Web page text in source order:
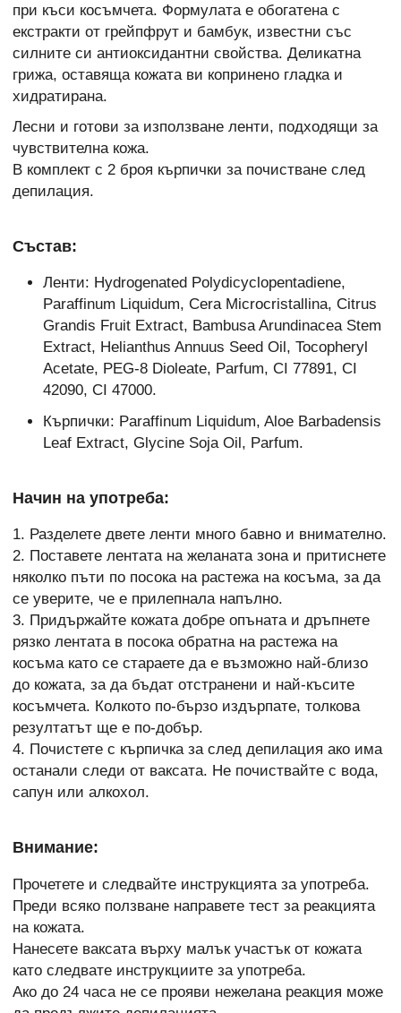
при къси косъмчета. Формулата е обогатена с
екстракти от грейпфрут и бамбук, известни със
силните си антиоксидантни свойства. Деликатна
грижа, оставяща кожата ви копринено гладка и
хидратирана.
Лесни и готови за използване ленти, подходящи за
чувствителна кожа.
В комплект с 2 броя кърпички за почистване след
депилация.
Състав:
Ленти: Hydrogenated Polydicyclopentadiene,
Paraffinum Liquidum, Cera Microcristallina, Citrus
Grandis Fruit Extract, Bambusa Arundinacea Stem
Extract, Helianthus Annuus Seed Oil, Tocopheryl
Acetate, PEG-8 Dioleate, Parfum, CI 77891, CI
42090, CI 47000.
Кърпички: Paraffinum Liquidum, Aloe Barbadensis
Leaf Extract, Glycine Soja Oil, Parfum.
Начин на употреба:
1. Разделете двете ленти много бавно и внимателно.
2. Поставете лентата на желаната зона и притиснете
няколко пъти по посока на растежа на косъма, за да
се уверите, че е прилепнала напълно.
3. Придържайте кожата добре опъната и дръпнете
рязко лентата в посока обратна на растежа на
косъма като се стараете да е възможно най-близо
до кожата, за да бъдат отстранени и най-късите
косъмчета. Колкото по-бързо издърпате, толкова
резултатът ще е по-добър.
4. Почистете с кърпичка за след депилация ако има
останали следи от ваксата. Не почиствайте с вода,
сапун или алкохол.
Внимание:
Прочетете и следвайте инструкцията за употреба.
Преди всяко ползване направете тест за реакцията
на кожата.
Нанесете ваксата върху малък участък от кожата
като следвате инструкциите за употреба.
Ако до 24 часа не се прояви нежелана реакция може